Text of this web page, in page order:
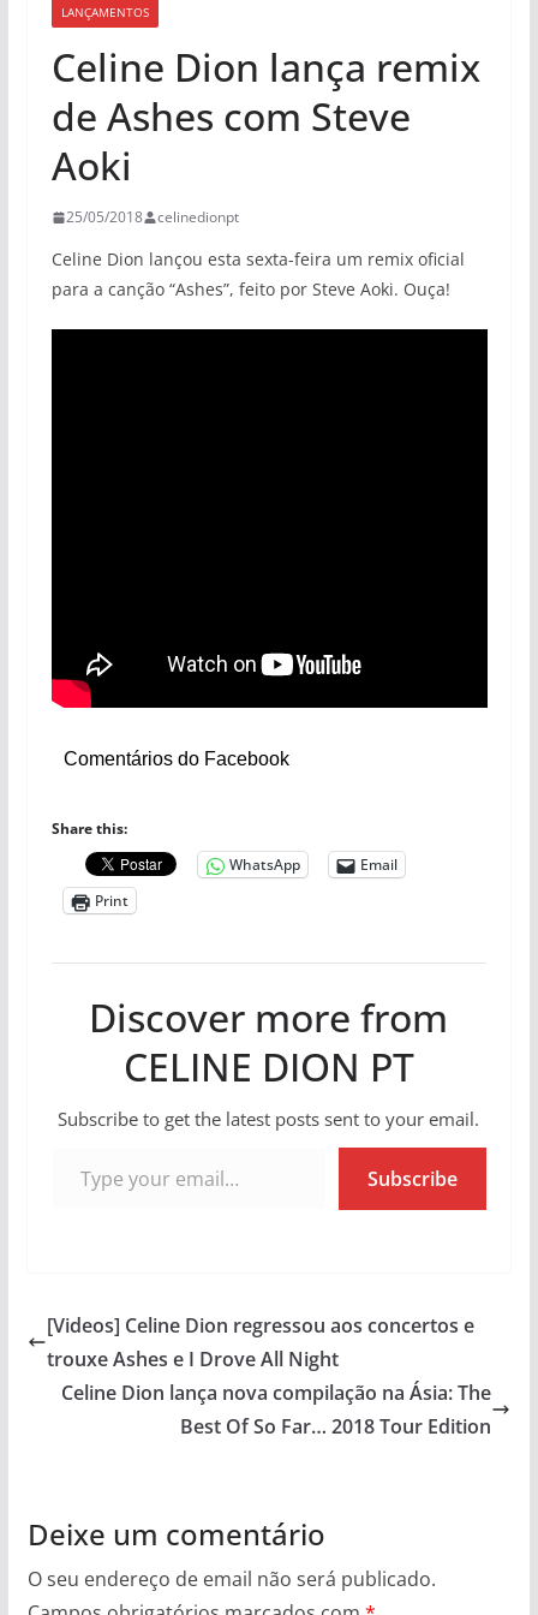
LANÇAMENTOS
Celine Dion lança remix
de Ashes com Steve
Aoki
25/05/2018 celinedionpt
Celine Dion lançou esta sexta-feira um remix oficial
para a canção “Ashes”, feito por Steve Aoki. Ouça!
Comentários do Facebook
Share this:
WhatsApp
Email
Print
Discover more from
CELINE DION PT
Subscribe to get the latest posts sent to your email.
Subscribe
[Videos] Celine Dion regressou aos concertos e
trouxe Ashes e I Drove All Night
Celine Dion lança nova compilação na Ásia: The
Best Of So Far… 2018 Tour Edition
Deixe um comentário
O seu endereço de email não será publicado.